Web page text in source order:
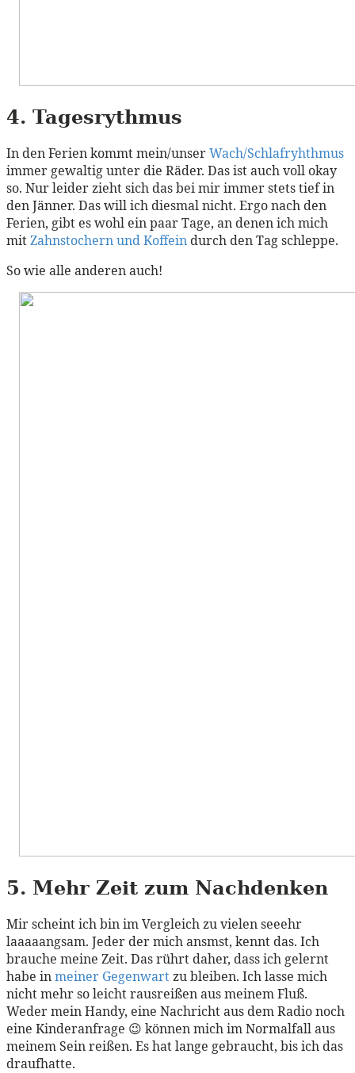
4. Tagesrythmus
In den Ferien kommt mein/unserWach/Schlafryhthmus
immer gewaltig unter die Räder. Das ist auch voll okay
so. Nur leider zieht sich das bei mir immer stets tief in
den Jänner. Das will ich diesmal nicht. Ergo nach den
Ferien, gibt es wohl ein paar Tage, an denen ich mich
mitZahnstochern und Koffeindurch den Tag schleppe.
So wie alle anderen auch!
5. Mehr Zeit zum Nachdenken
Mir scheint ich bin im Vergleich zu vielen seeehr
laaaaangsam. Jeder der mich ansmst, kennt das. Ich
brauche meine Zeit. Das rührt daher, dass ich gelernt
habe inmeiner Gegenwartzu bleiben. Ich lasse mich
nicht mehr so leicht rausreißen aus meinem Fluß.
Weder mein Handy, eine Nachricht aus dem Radio noch
eine Kinderanfrage 😉 können mich im Normalfall aus
meinem Sein reißen. Es hat lange gebraucht, bis ich das
draufhatte.